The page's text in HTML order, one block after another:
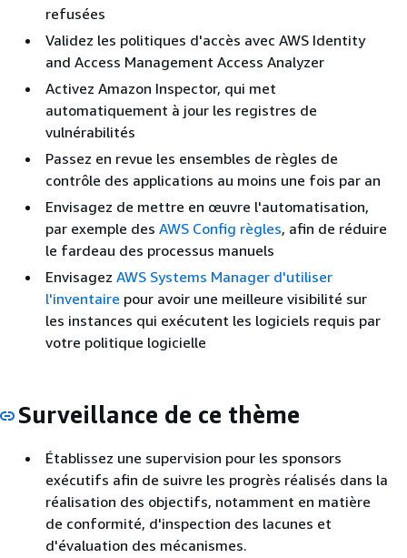
refusées
Validez les politiques d'accès avec AWS Identity
and Access Management Access Analyzer
Activez Amazon Inspector, qui met
automatiquement à jour les registres de
vulnérabilités
Passez en revue les ensembles de règles de
contrôle des applications au moins une fois par an
Envisagez de mettre en œuvre l'automatisation,
par exemple des AWS Config règles, afin de réduire
le fardeau des processus manuels
Envisagez AWS Systems Manager d'utiliser
l'inventaire pour avoir une meilleure visibilité sur
les instances qui exécutent les logiciels requis par
votre politique logicielle
Surveillance de ce thème
Établissez une supervision pour les sponsors
exécutifs afin de suivre les progrès réalisés dans la
réalisation des objectifs, notamment en matière
de conformité, d'inspection des lacunes et
d'évaluation des mécanismes.